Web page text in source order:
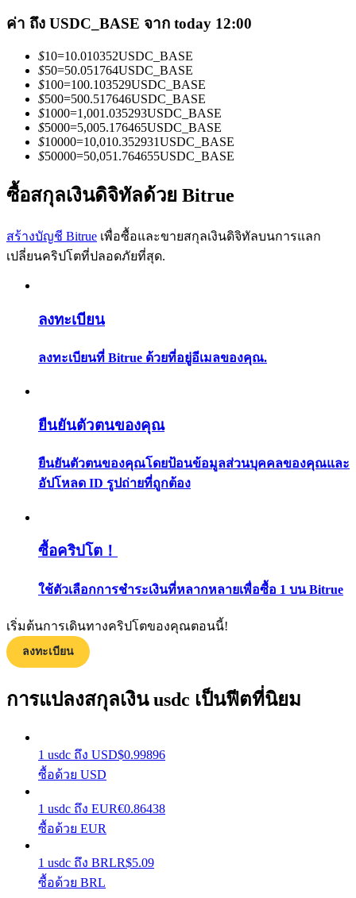
ข้อมูล
การวิเคราะห์ข้อมูลขนาดใหญ่ รวมถึงข้อมูลการค้า ฯลฯ
แนะนำ
กลยุทธ์การซื้อขาย
เรียนรู้วิธีการรักษาผลกำไร
ค่า ถึง USDC_BASE จาก today 12:00
$10=10.010352USDC_BASE
$50=50.051764USDC_BASE
$100=100.103529USDC_BASE
$500=500.517646USDC_BASE
$1000=1,001.035293USDC_BASE
$5000=5,005.176465USDC_BASE
$10000=10,010.352931USDC_BASE
$50000=50,051.764655USDC_BASE
ซื้อสกุลเงินดิจิทัลด้วย Bitrue
สร้างบัญชี Bitrue เพื่อซื้อและขายสกุลเงินดิจิทัลบนการแลก
เปลี่ยนคริปโตที่ปลอดภัยที่สุด.
ลงทะเบียน
ลงทะเบียนที่ Bitrue ด้วยที่อยู่อีเมลของคุณ.
ยืนยันตัวตนของคุณ
ยืนยันตัวตนของคุณโดยป้อนข้อมูลส่วนบุคคลของคุณและ
อัปโหลด ID รูปถ่ายที่ถูกต้อง
ซื้อคริปโต！
ใช้ตัวเลือกการชำระเงินที่หลากหลายเพื่อซื้อ 1 บน Bitrue
เริ่มต้นการเดินทางคริปโตของคุณตอนนี้!
ลงทะเบียน
การแปลงสกุลเงิน usdc เป็นฟีตที่นิยม
1 usdc ถึง USD$0.99896
ซื้อด้วย USD
1 usdc ถึง EUR€0.86438
ซื้อด้วย EUR
1 usdc ถึง BRLR$5.09
ซื้อด้วย BRL